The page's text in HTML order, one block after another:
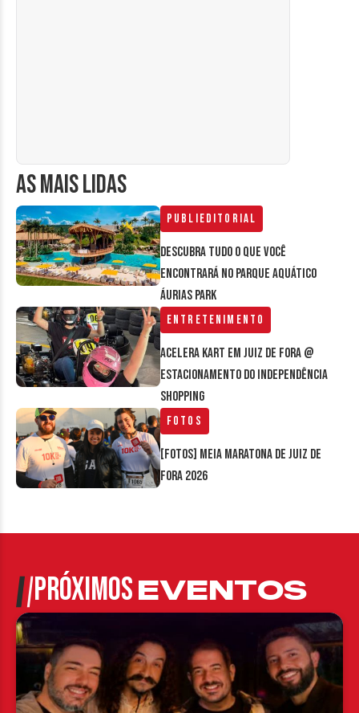
AS MAIS LIDAS
Publieditorial
Descubra tudo o que você
encontrará no parque aquático
Áurias Park
Entretenimento
Acelera Kart em Juiz de Fora @
estacionamento do Independência
Shopping
Fotos
[FOTOS] Meia Maratona de Juiz de
Fora 2026
PRÓXIMOSEVENTOS